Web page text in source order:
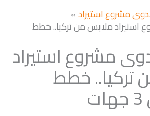
مشروع استيراد
استيراد ملابس من تركيا.. خطط
مشروع استيراد
تركيا.. خطط